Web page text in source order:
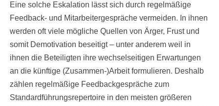
Eine solche Eskalation lässt sich durch regelmäßige
Feedback- und Mitarbeitergespräche vermeiden. In ihnen
werden oft viele mögliche Quellen von Ärger, Frust und
somit Demotivation beseitigt – unter anderem weil in
ihnen die Beteiligten ihre wechselseitigen Erwartungen
an die künftige (Zusammen-)Arbeit formulieren. Deshalb
zählen regelmäßige Feedbackgespräche zum
Standardführungsrepertoire in den meisten größeren